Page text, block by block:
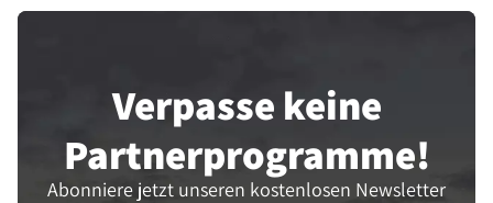
Verpasse keine
Partner­programme!
Abonniere jetzt unseren kostenlosen Newsletter